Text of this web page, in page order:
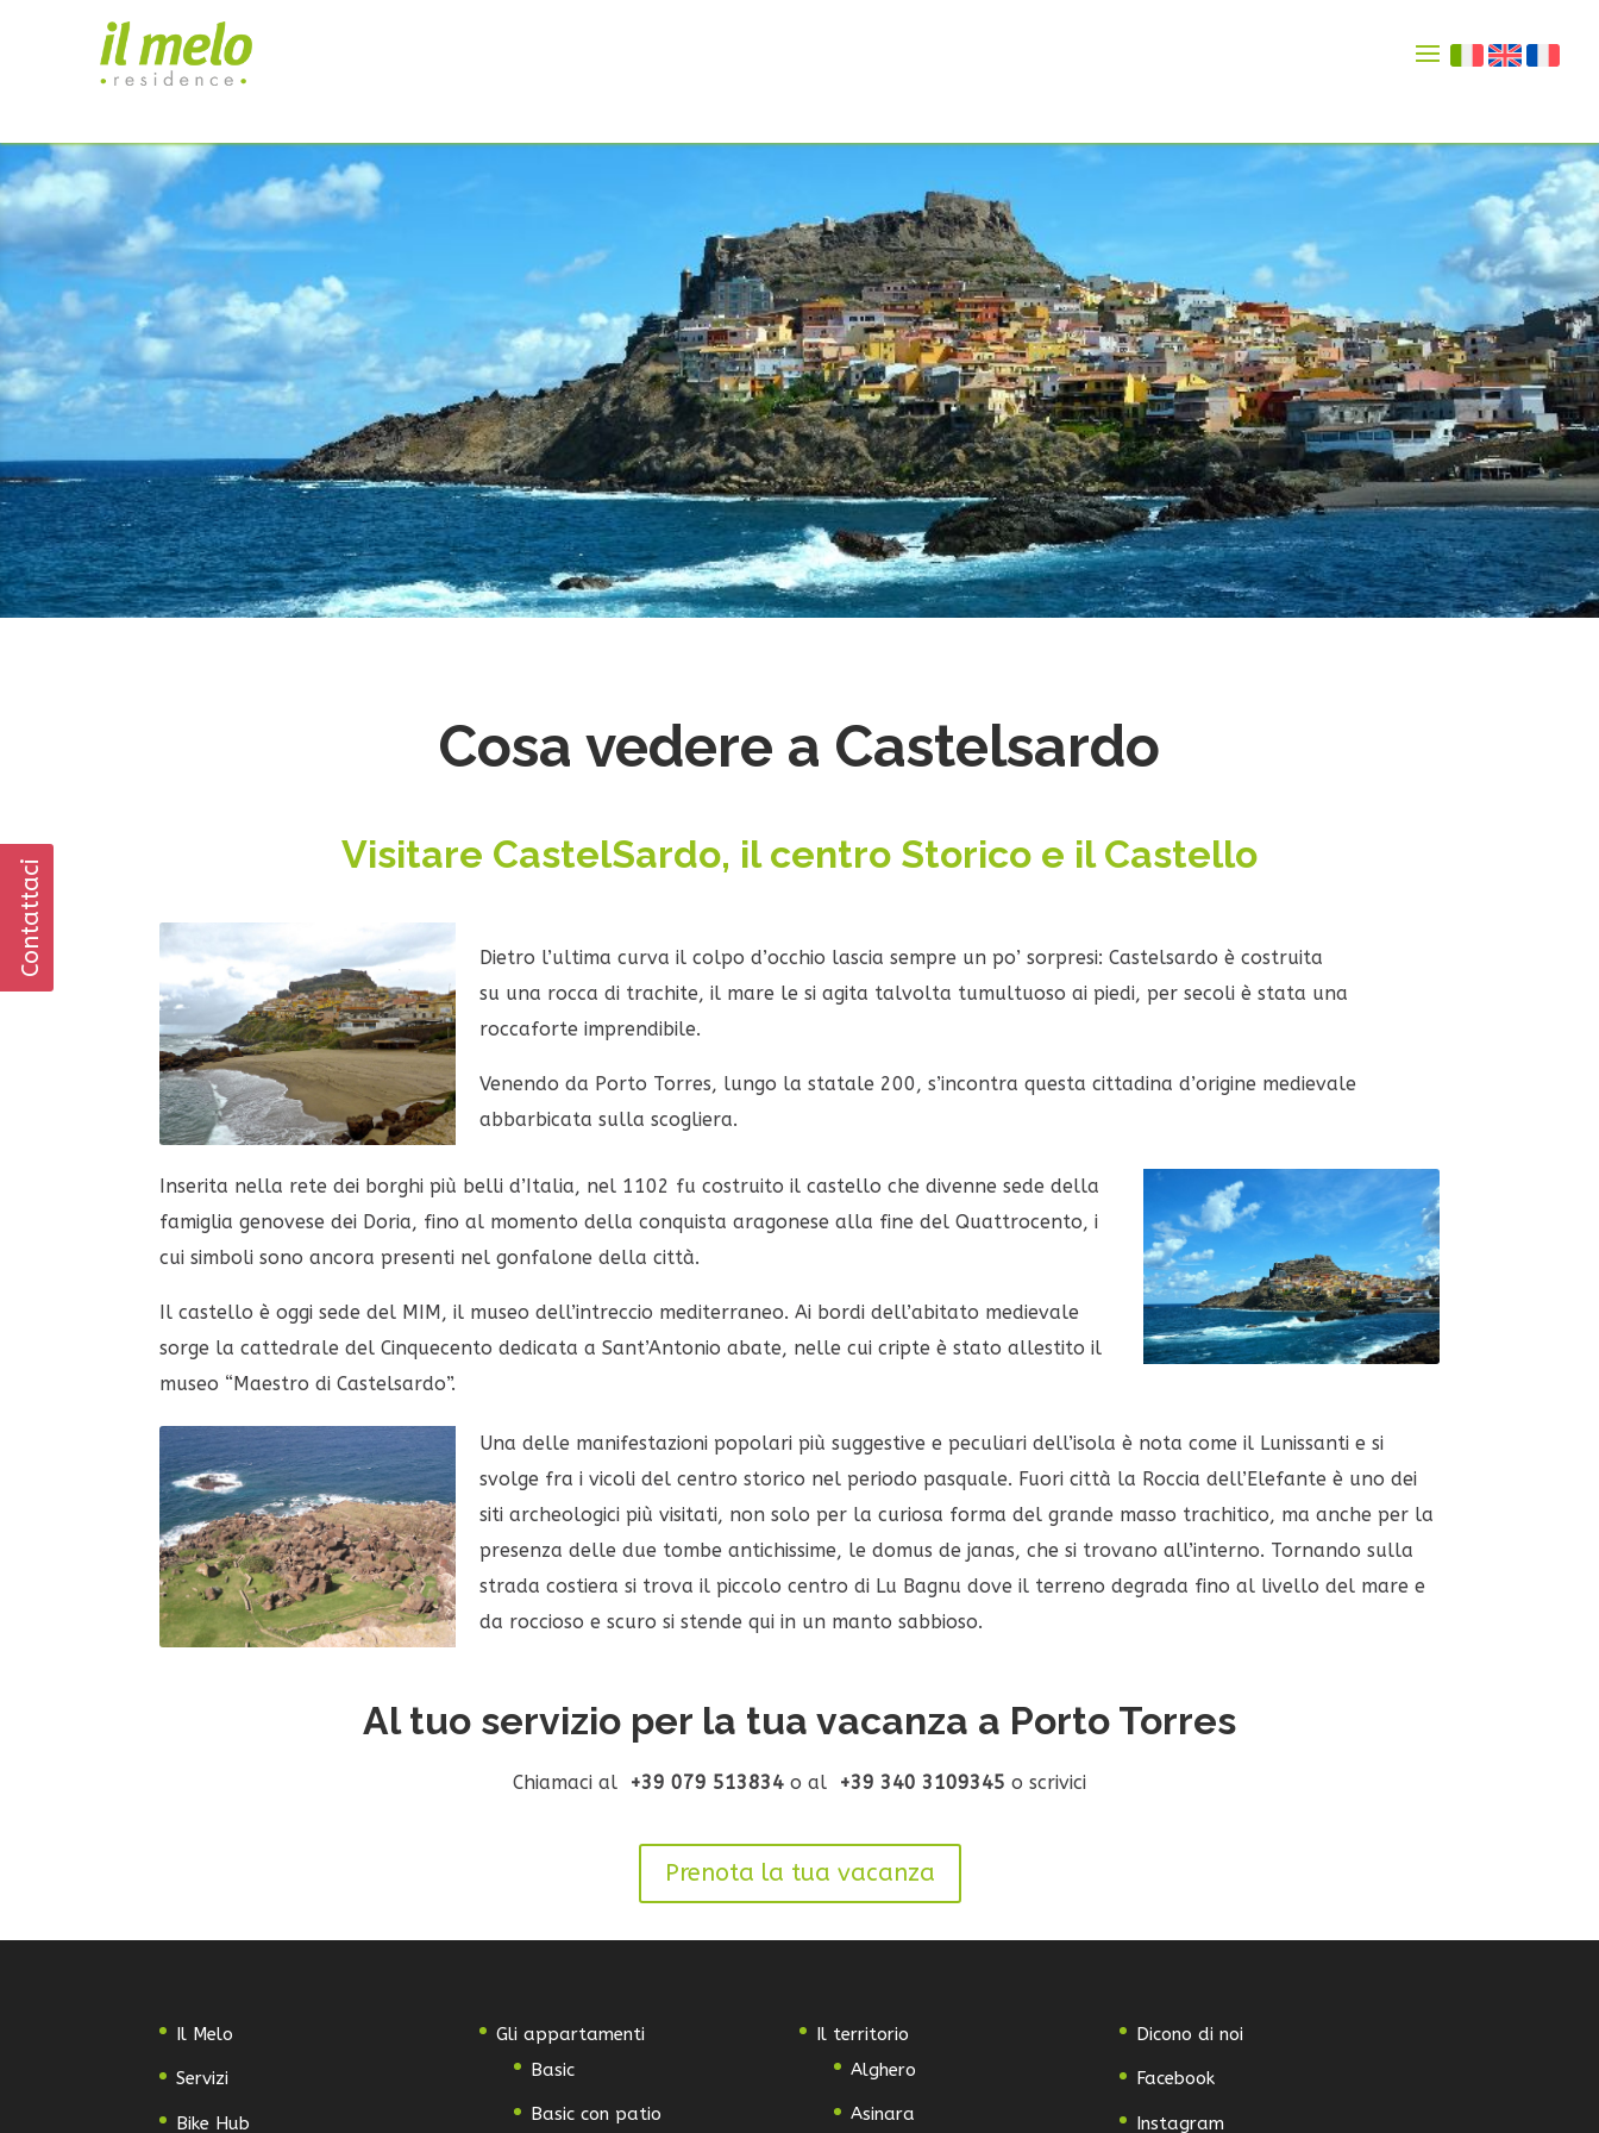
Contattaci
Cosa vedere a Castelsardo
Visitare CastelSardo, il centro Storico e il Castello
Dietro l’ultima curva il colpo d’occhio lascia sempre un po’ sorpresi: Castelsardo è costruita
su una rocca di trachite, il mare le si agita talvolta tumultuoso ai piedi, per secoli è stata una
roccaforte imprendibile.
Venendo da Porto Torres, lungo la statale 200, s’incontra questa cittadina d’origine medievale
abbarbicata sulla scogliera.
Inserita nella rete dei borghi più belli d’Italia, nel 1102 fu costruito il castello che divenne sede della
famiglia genovese dei Doria, fino al momento della conquista aragonese alla fine del Quattrocento, i
cui simboli sono ancora presenti nel gonfalone della città.
Il castello è oggi sede del MIM, il museo dell’intreccio mediterraneo. Ai bordi dell’abitato medievale
sorge la cattedrale del Cinquecento dedicata a Sant’Antonio abate, nelle cui cripte è stato allestito il
museo “Maestro di Castelsardo”.
Una delle manifestazioni popolari più suggestive e peculiari dell’isola è nota come il Lunissanti e si
svolge fra i vicoli del centro storico nel periodo pasquale. Fuori città la Roccia dell’Elefante è uno dei
siti archeologici più visitati, non solo per la curiosa forma del grande masso trachitico, ma anche per la
presenza delle due tombe antichissime, le domus de janas, che si trovano all’interno. Tornando sulla
strada costiera si trova il piccolo centro di Lu Bagnu dove il terreno degrada fino al livello del mare e
da roccioso e scuro si stende qui in un manto sabbioso.
Al tuo servizio per la tua vacanza a Porto Torres
Chiamaci al +39 079 513834 o al +39 340 3109345 o scrivici
Prenota la tua vacanza
Il Melo
Servizi
Bike Hub
Gli appartamenti
Basic
Basic con patio
Il territorio
Alghero
Asinara
Dicono di noi
Facebook
Instagram